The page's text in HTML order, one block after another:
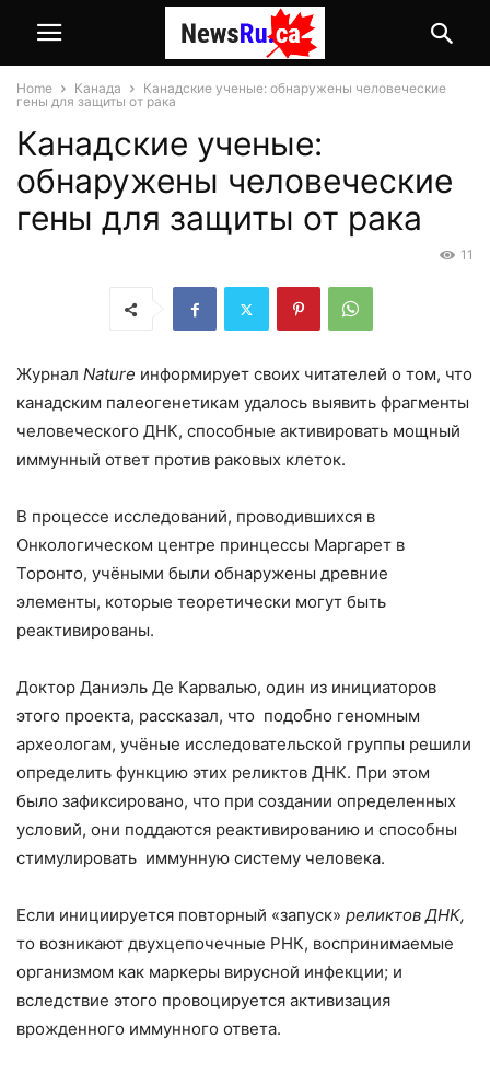
Home Канада
Канадские ученые: обнаружены человеческие
гены для защиты от рака
Канадские ученые:
обнаружены человеческие
гены для защиты от рака
11
Журнал Nature информирует своих читателей о том, что
канадским палеогенетикам удалось выявить фрагменты
человеческого ДНК, способные активировать мощный
иммунный ответ против раковых клеток.
В процессе исследований, проводившихся в
Онкологическом центре принцессы Маргарет в
Торонто, учёными были обнаружены древние
элементы, которые теоретически могут быть
реактивированы.
Доктор Даниэль Де Карвалью, один из инициаторов
этого проекта, рассказал, что подобно геномным
археологам, учёные исследовательской группы решили
определить функцию этих реликтов ДНК. При этом
было зафиксировано, что при создании определенных
условий, они поддаются реактивированию и способны
стимулировать иммунную систему человека.
Если инициируется повторный «запуск» реликтов ДНК,
то возникают двухцепочечные РНК, воспринимаемые
организмом как маркеры вирусной инфекции; и
вследствие этого провоцируется активизация
врожденного иммунного ответа.